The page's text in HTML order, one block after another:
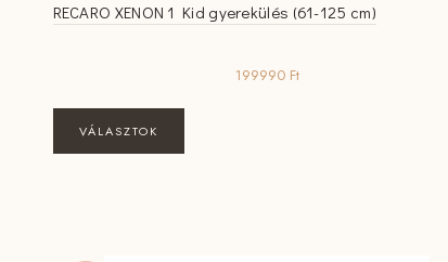
RECARO XENON 1 Kid gyerekülés (61-125 cm)
199990 Ft
VÁLASZTOK
a